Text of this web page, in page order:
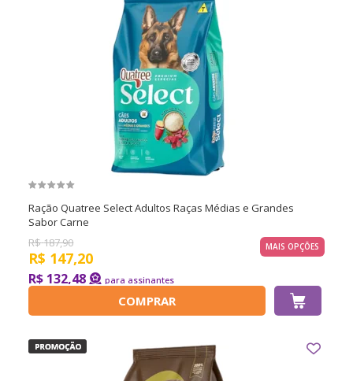
Ração Quatree Select Adultos Raças Médias e Grandes
Sabor Carne
R$187,90
R$ 147,20
R$ 132,48
MAIS OPÇÕES
COMPRAR